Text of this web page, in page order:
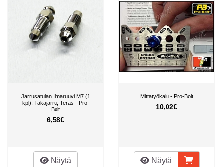
Jarrusatulan Ilmaruuvi M7 (1
kpl), Takajarru, Teräs - Pro-
Bolt
6,58€
Näytä
Mittatyökalu - Pro-Bolt
10,02€
Näytä